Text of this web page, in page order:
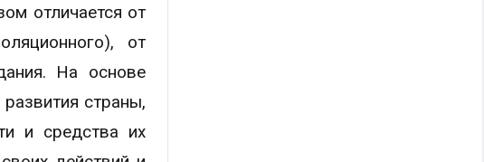
отличается от
от
На основе
страны,
и средства их